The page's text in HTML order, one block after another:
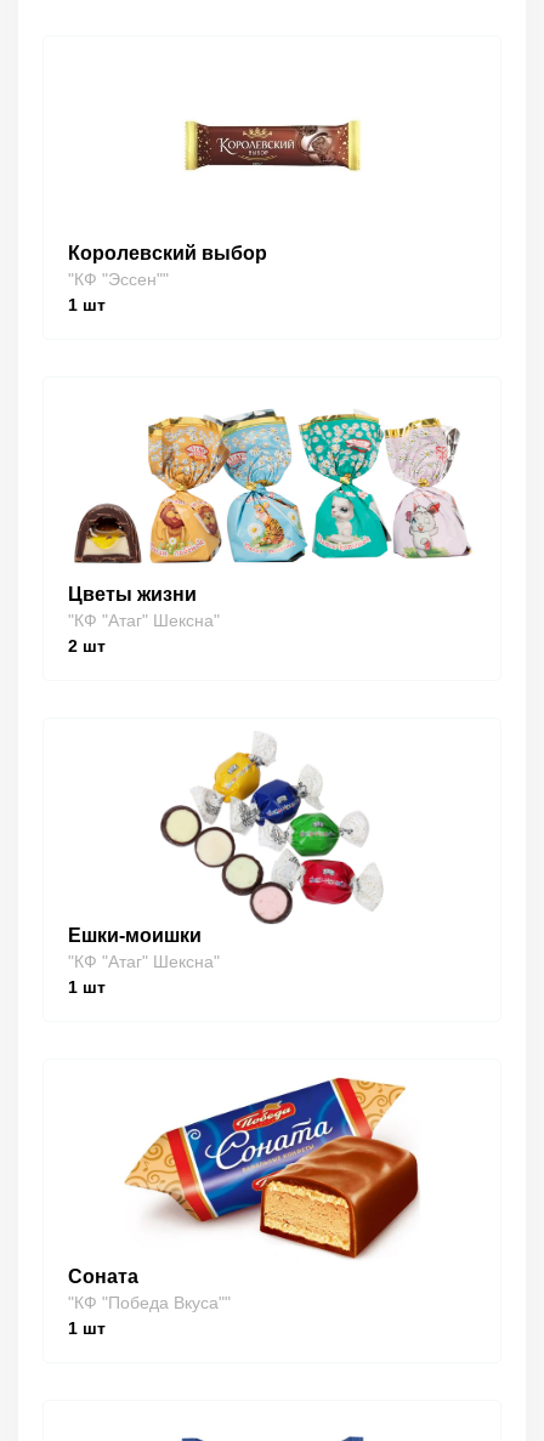
Королевский выбор
"КФ "Эссен""
1 шт
Цветы жизни
"КФ "Атаг" Шексна"
2 шт
Ешки-моишки
"КФ "Атаг" Шексна"
1 шт
Соната
"КФ "Победа Вкуса""
1 шт